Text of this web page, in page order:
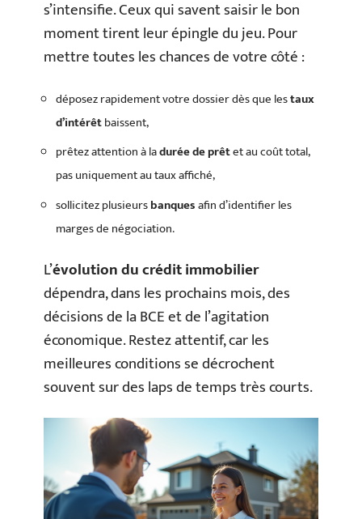
s’intensifie. Ceux qui savent saisir le bon
moment tirent leur épingle du jeu. Pour
mettre toutes les chances de votre côté :
déposez rapidement votre dossier dès que lestaux
d’intérêtbaissent,
prêtez attention à ladurée de prêtet au coût total,
pas uniquement au taux affiché,
sollicitez plusieursbanquesafin d’identifier les
marges de négociation.
L’évolution du crédit immobilier
dépendra, dans les prochains mois, des
décisions de la BCE et de l’agitation
économique. Restez attentif, car les
meilleures conditions se décrochent
souvent sur des laps de temps très courts.